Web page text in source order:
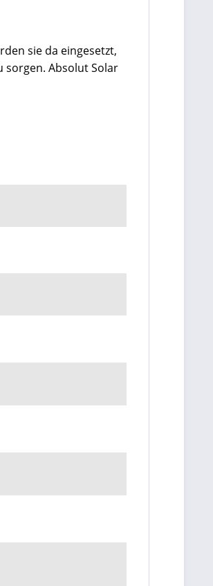
sie da eingesetzt,
sorgen. Absolut Solar